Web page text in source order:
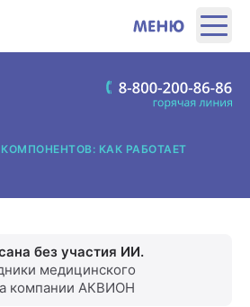
КАК РАБОТАЕТ
без участия ИИ.
медицинского
компании АКВИОН